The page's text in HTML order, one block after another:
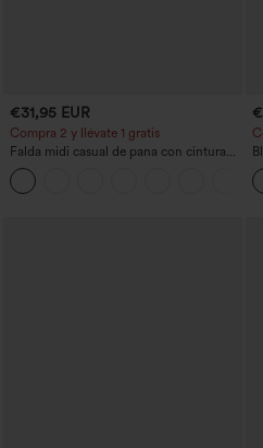
€31,95 EUR
Compra 2 y llévate 1 gratis
Falda midi casual de pana con cintura
media y bolsillo lateral frontal con
solapa